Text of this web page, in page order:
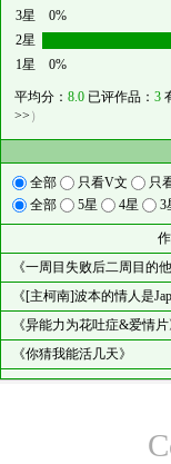
3星
0%
2星
1星
0%
平均分： 8.0 已评作品： 3
>> ）
全部 只看V文
只
全部
5星 4星 3
《一周目失败后二周目的
《[主柯南]波本的情人是
《异能力为花吐症&爱情片
《你猜我能活几天》